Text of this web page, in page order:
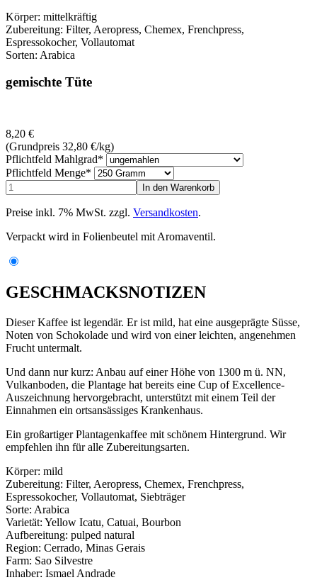
Körper: mittelkräftig
Zubereitung: Filter, Aeropress, Chemex, Frenchpress,
Espressokocher, Vollautomat
Sorten: Arabica
gemischte Tüte
8,20 €
(Grundpreis 32,80 €/kg)
Pflichtfeld Mahlgrad*
Pflichtfeld Menge*
Preise inkl. 7% MwSt. zzgl. Versandkosten.
Verpackt wird in Folienbeutel mit Aromaventil.
GESCHMACKSNOTIZEN
Dieser Kaffee ist legendär. Er ist mild, hat eine ausgeprägte Süsse,
Noten von Schokolade und wird von einer leichten, angenehmen
Frucht untermalt.
Und dann nur kurz: Anbau auf einer Höhe von 1300 m ü. NN,
Vulkanboden, die Plantage hat bereits eine Cup of Excellence-
Auszeichnung hervorgebracht, unterstützt mit einem Teil der
Einnahmen ein ortsansässiges Krankenhaus.
Ein großartiger Plantagenkaffee mit schönem Hintergrund. Wir
empfehlen ihn für alle Zubereitungsarten.
Körper: mild
Zubereitung: Filter, Aeropress, Chemex, Frenchpress,
Espressokocher, Vollautomat, Siebträger
Sorte: Arabica
Varietät: Yellow Icatu, Catuai, Bourbon
Aufbereitung: pulped natural
Region: Cerrado, Minas Gerais
Farm: Sao Silvestre
Inhaber: Ismael Andrade